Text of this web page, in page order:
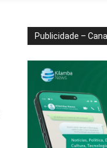
Publicidade –